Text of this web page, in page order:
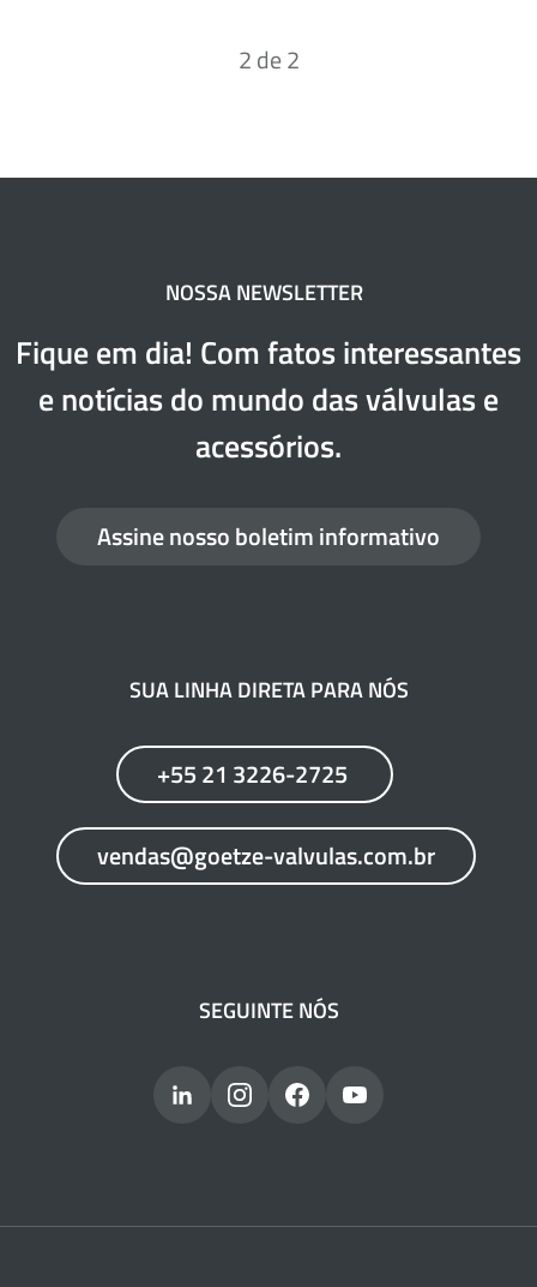
2de2
NOSSA NEWSLETTER
Fique em dia! Com fatos interessantes
e notícias do mundo das válvulas e
acessórios.
Assine nosso boletim informativo
SUA LINHA DIRETA PARA NÓS
+55 21 3226-2725
vendas@goetze-valvulas.com.br
SEGUINTE NÓS